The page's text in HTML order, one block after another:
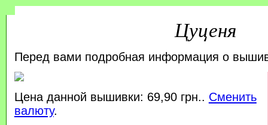
Цуценя
Перед вами подробная информация о
Цена данной вышивки: 69,90 грн.. Сменить
валюту.